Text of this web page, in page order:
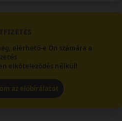
elérhető-e Ön számára a
elköteleződés nélkül!
az előbírálatot